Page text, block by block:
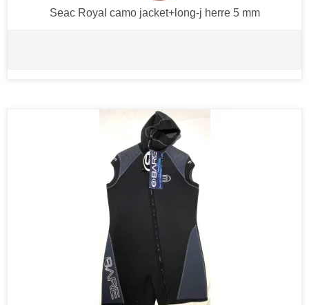
Seac Royal camo jacket+long-j herre 5 mm